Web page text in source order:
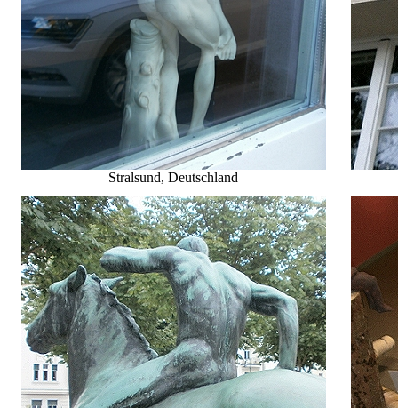
Stralsund, Deutschland